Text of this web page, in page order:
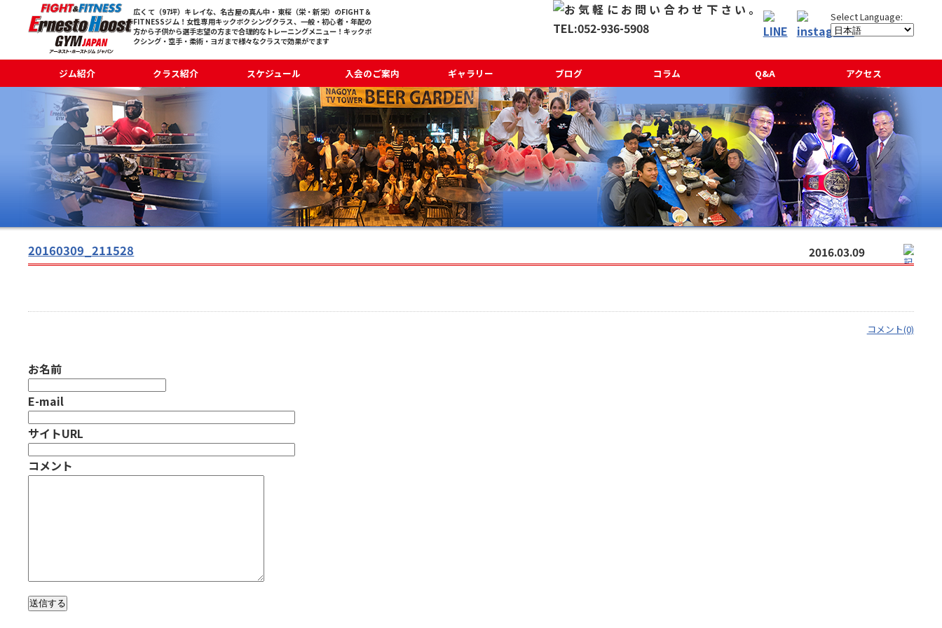
広くて（97坪）キレイな、名古屋の真ん中・東桜（栄・新栄）のFIGHT＆
FITNESSジム！女性専用キックボクシングクラス、一般・初心者・年配の
方から子供から選手志望の方まで合理的なトレーニングメニュー！キックボ
クシング・空手・柔術・ヨガまで様々なクラスで効果がでます
ジム紹介 クラス紹介 スケジュール 入会のご案内 ギャラリー ブログ コラム Q&A アクセス
20160309_211528 2016.03.09
コメント(0)
お名前
E-mail
サイトURL
コメント